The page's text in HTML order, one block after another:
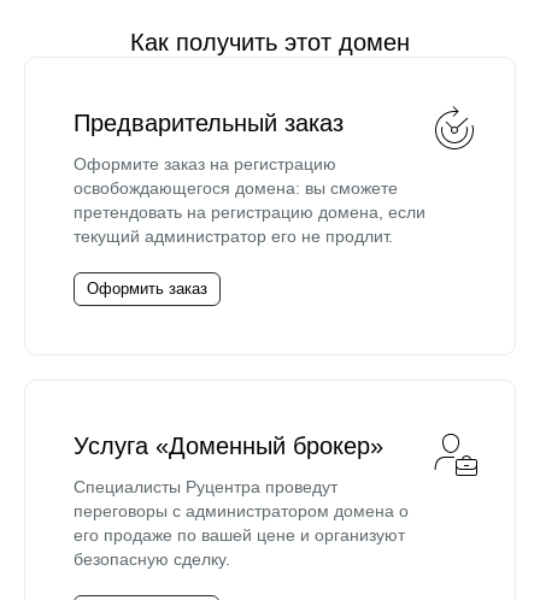
Как получить этот домен
Предварительный заказ
Оформите заказ на регистрацию
освобождающегося домена: вы сможете
претендовать на регистрацию домена, если
текущий администратор его не продлит.
Оформить заказ
Услуга «Доменный брокер»
Специалисты Руцентра проведут
переговоры с администратором домена о
его продаже по вашей цене и организуют
безопасную сделку.